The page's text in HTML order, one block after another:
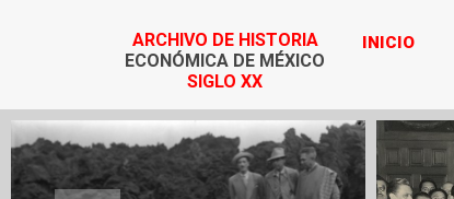
ARCHIVO DE HISTORIA
ECONÓMICA DE MÉXICO
SIGLO XX
INICIO